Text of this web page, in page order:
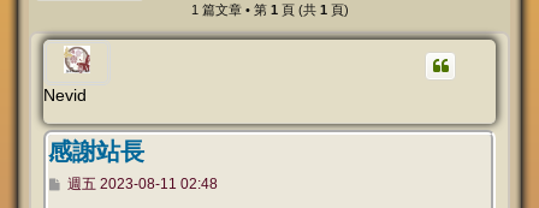
1 篇文章 • 第 1 頁 (共 1 頁)
Nevid
感謝站長
文
週五 2023-08-11 02:48